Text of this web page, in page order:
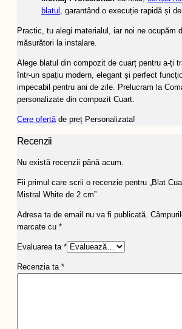
blatul , garantând o execuție rapidă și
Practic, tu alegi materialul, iar noi ne ocupăm
măsurători la instalare.
Alege blatul din compozit de cuarț pentru a-ți
într-un spațiu modern, elegant și perfect
impecabil pentru ani de zile. Prelucram la
personalizate din compozit Cuart.
Cere ofertăde preț Personalizata!
Recenzii
Nu există recenzii până acum.
Fii primul care scrii o recenzie pentru „Blat
Mistral White de 2 cm”
Adresa ta de email nu va fi publicată.
marcate cu *
Evaluarea ta *
Recenzia ta *